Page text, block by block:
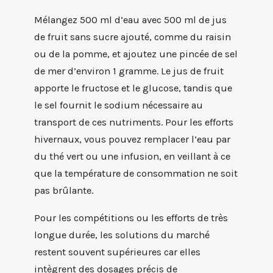
Mélangez 500 ml d’eau avec 500 ml de jus
de fruit sans sucre ajouté, comme du raisin
ou de la pomme, et ajoutez une pincée de sel
de mer d’environ 1 gramme. Le jus de fruit
apporte le fructose et le glucose, tandis que
le sel fournit le sodium nécessaire au
transport de ces nutriments. Pour les efforts
hivernaux, vous pouvez remplacer l’eau par
du thé vert ou une infusion, en veillant à ce
que la température de consommation ne soit
pas brûlante.
Pour les compétitions ou les efforts de très
longue durée, les solutions du marché
restent souvent supérieures car elles
intègrent des dosages précis de